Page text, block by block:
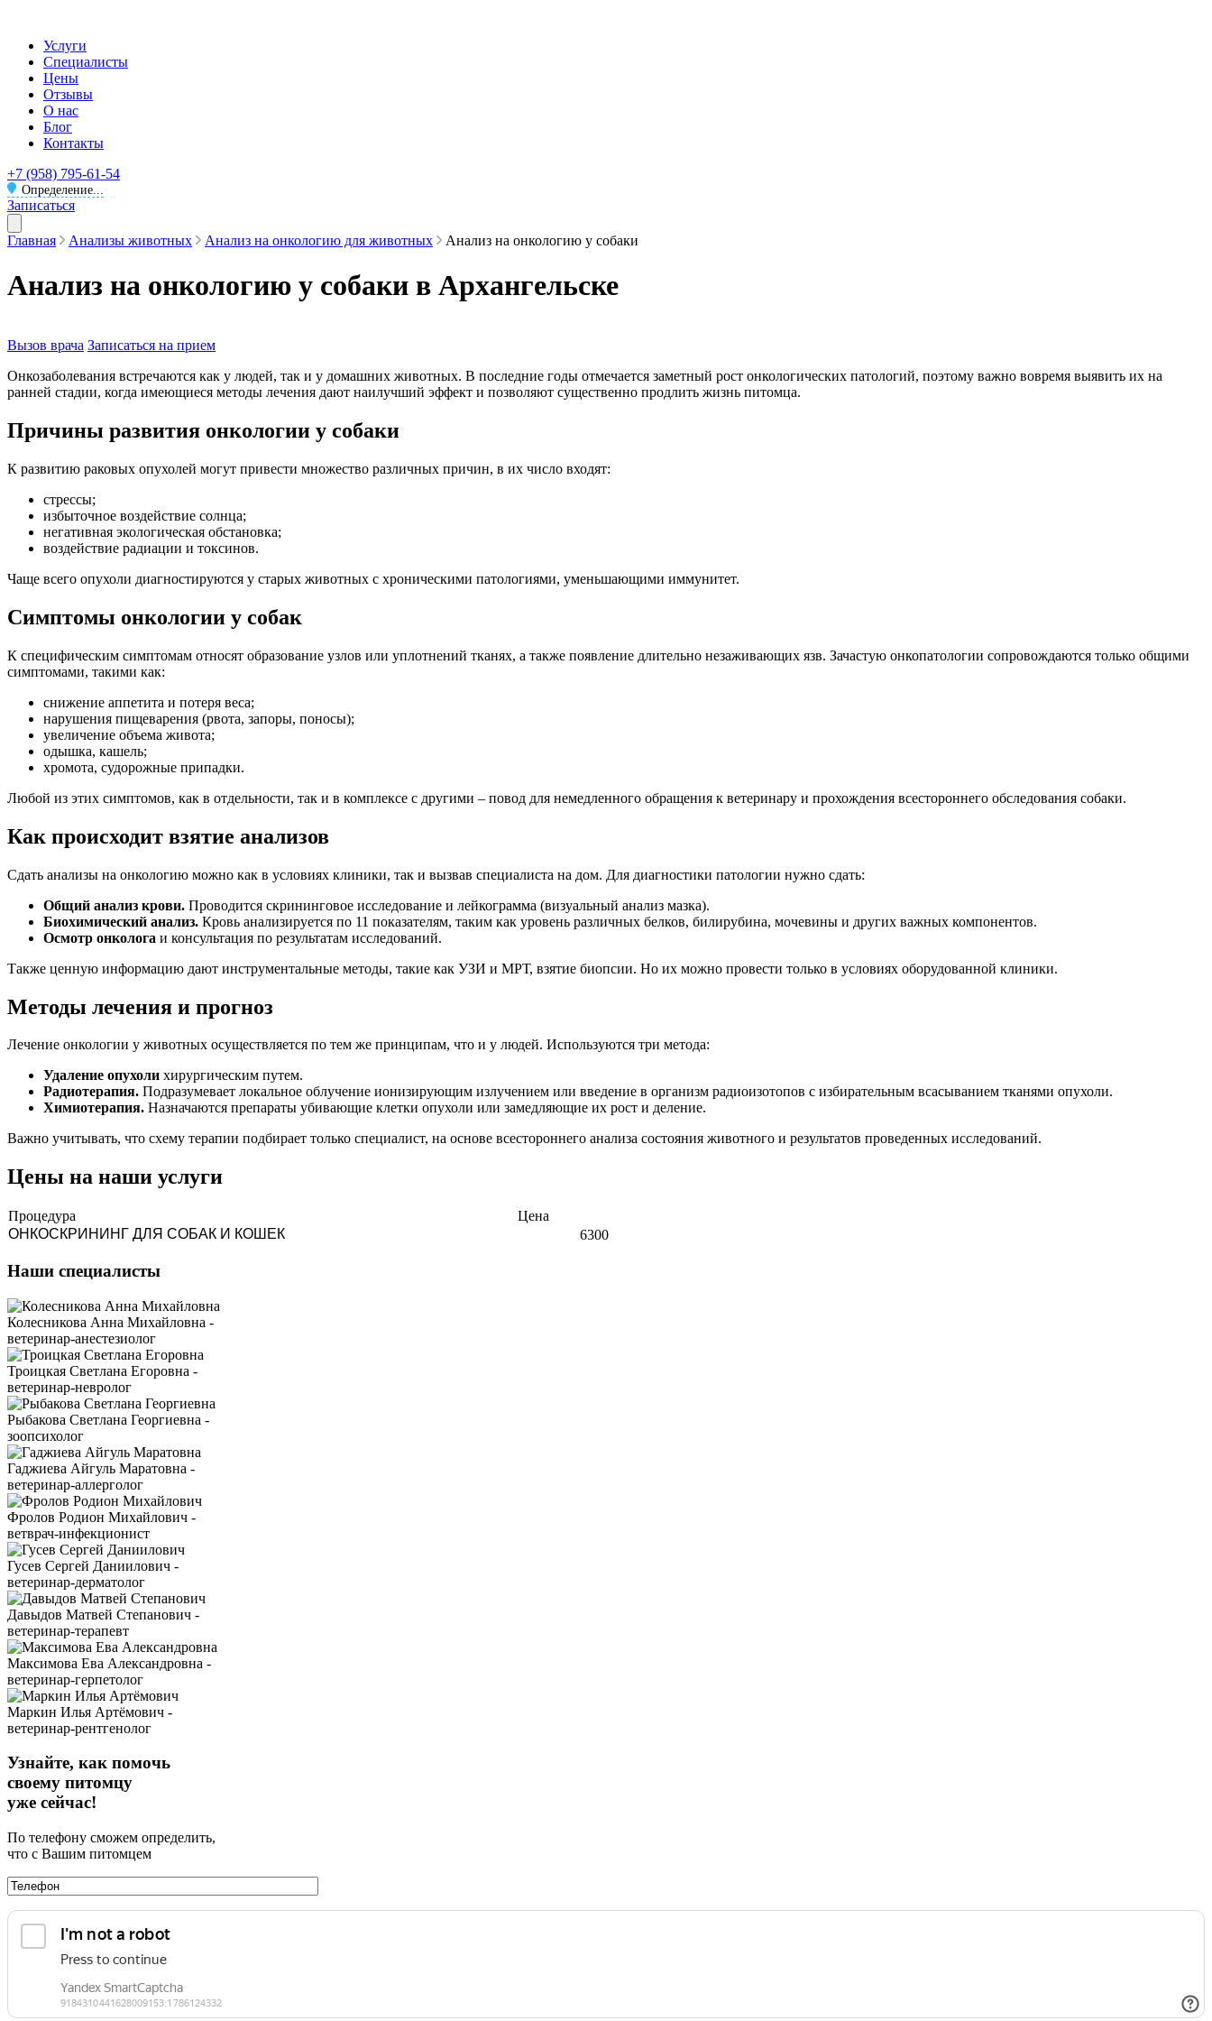
Услуги
Специалисты
Цены
Отзывы
О нас
Блог
Контакты
+7 (958) 795-61-54
Определение...
Записаться
Главная Анализы животных Анализ на онкологию для животных Анализ на онкологию у собаки
Анализ на онкологию у собаки в Архангельске
Вызов врача Записаться на прием
Онкозаболевания встречаются как у людей, так и у домашних животных. В последние годы отмечается заметный рост онкологических патологий, поэтому важно вовремя выявить их на
ранней стадии, когда имеющиеся методы лечения дают наилучший эффект и позволяют существенно продлить жизнь питомца.
Причины развития онкологии у собаки
К развитию раковых опухолей могут привести множество различных причин, в их число входят:
стрессы;
избыточное воздействие солнца;
негативная экологическая обстановка;
воздействие радиации и токсинов.
Чаще всего опухоли диагностируются у старых животных с хроническими патологиями, уменьшающими иммунитет.
Симптомы онкологии у собак
К специфическим симптомам относят образование узлов или уплотнений тканях, а также появление длительно незаживающих язв. Зачастую онкопатологии сопровождаются только общими
симптомами, такими как:
снижение аппетита и потеря веса;
нарушения пищеварения (рвота, запоры, поносы);
увеличение объема живота;
одышка, кашель;
хромота, судорожные припадки.
Любой из этих симптомов, как в отдельности, так и в комплексе с другими – повод для немедленного обращения к ветеринару и прохождения всестороннего обследования собаки.
Как происходит взятие анализов
Сдать анализы на онкологию можно как в условиях клиники, так и вызвав специалиста на дом. Для диагностики патологии нужно сдать:
Общий анализ крови. Проводится скрининговое исследование и лейкограмма (визуальный анализ мазка).
Биохимический анализ. Кровь анализируется по 11 показателям, таким как уровень различных белков, билирубина, мочевины и других важных компонентов.
Осмотр онколога и консультация по результатам исследований.
Также ценную информацию дают инструментальные методы, такие как УЗИ и МРТ, взятие биопсии. Но их можно провести только в условиях оборудованной клиники.
Методы лечения и прогноз
Лечение онкологии у животных осуществляется по тем же принципам, что и у людей. Используются три метода:
Удаление опухоли хирургическим путем.
Радиотерапия. Подразумевает локальное облучение ионизирующим излучением или введение в организм радиоизотопов с избирательным всасыванием тканями опухоли.
Химиотерапия. Назначаются препараты убивающие клетки опухоли или замедляющие их рост и деление.
Важно учитывать, что схему терапии подбирает только специалист, на основе всестороннего анализа состояния животного и результатов проведенных исследований.
Цены на наши услуги
Процедура
Цена
ОНКОСКРИНИНГ ДЛЯ СОБАК И КОШЕК
6300
Наши специалисты
Колесникова Анна Михайловна -
ветеринар-анестезиолог
Троицкая Светлана Егоровна -
ветеринар-невролог
Рыбакова Светлана Георгиевна -
зоопсихолог
Гаджиева Айгуль Маратовна -
ветеринар-аллерголог
Фролов Родион Михайлович -
ветврач-инфекционист
Гусев Сергей Даниилович -
ветеринар-дерматолог
Давыдов Матвей Степанович -
ветеринар-терапевт
Максимова Ева Александровна -
ветеринар-герпетолог
Маркин Илья Артёмович -
ветеринар-рентгенолог
Узнайте, как помочь
своему питомцу
уже сейчас!
По телефону сможем определить,
что с Вашим питомцем